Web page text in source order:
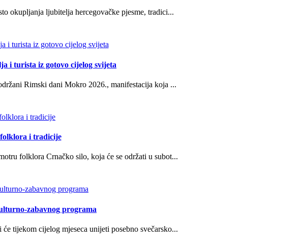
okupljanja ljubitelja hercegovačke pjesme, tradici...
i turista iz gotovo cijelog svijeta
Rimski dani Mokro 2026., manifestacija koja ...
i tradicije
folklora Crnačko silo, koja će se održati u subot...
zabavnog programa
tijekom cijelog mjeseca unijeti posebno svečarsko...